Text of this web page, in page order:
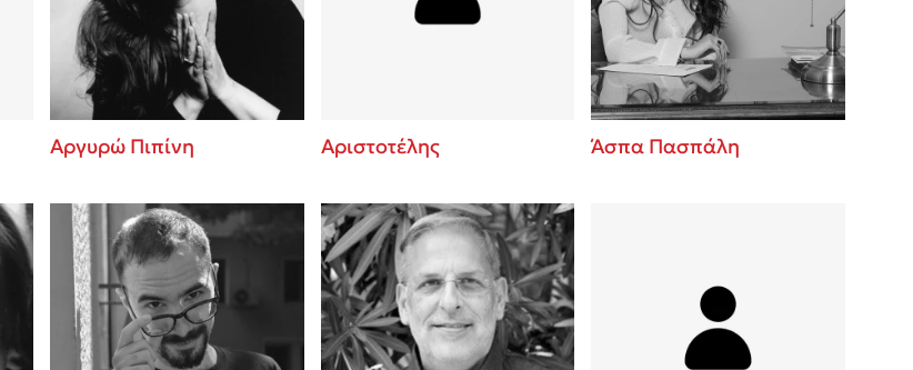
Αργυρώ Πιπίνη Αριστοτέλης Άσπα Πασπάλη